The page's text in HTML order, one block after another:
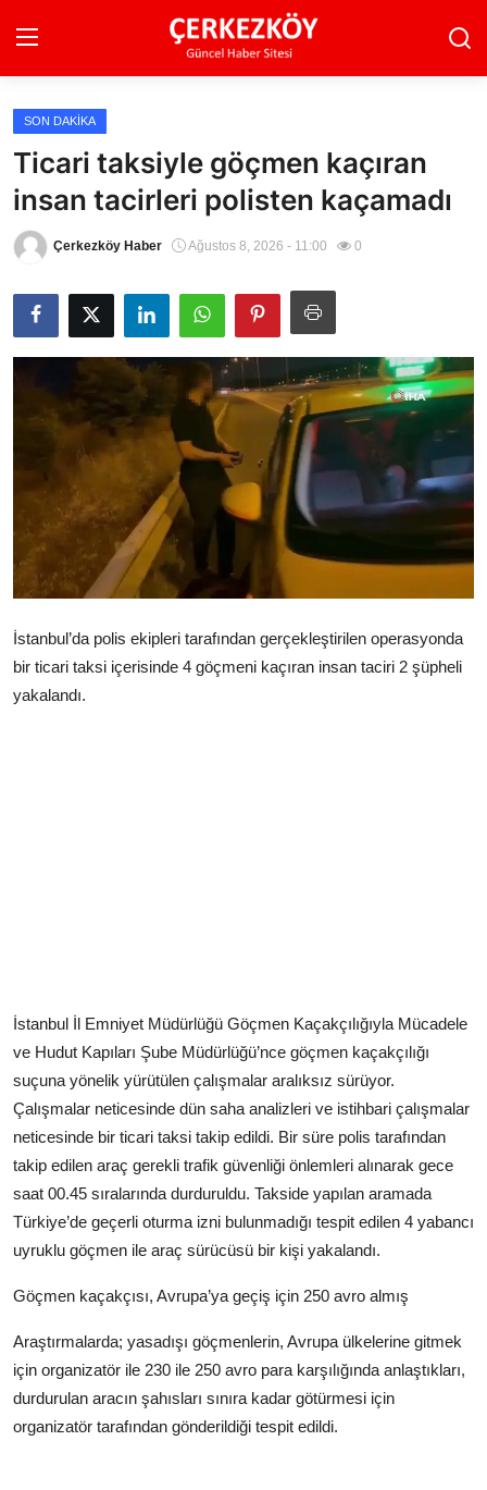
Ana Sayfa
Son Dakika
Ekonomi Haberleri
Magazin Haberleri
Spor Haberleri
Teknoloji Haberleri
Dünya Haberleri
Çerkezköy
SON DAKIKA
Ticari taksiyle göçmen kaçıran
insan tacirleri polisten kaçamadı
Çerkezköy Haber Ağustos 8, 2026 - 11:00 0
İstanbul’da polis ekipleri tarafından gerçekleştirilen operasyonda
bir ticari taksi içerisinde 4 göçmeni kaçıran insan taciri 2 şüpheli
yakalandı.
İstanbul İl Emniyet Müdürlüğü Göçmen Kaçakçılığıyla Mücadele
ve Hudut Kapıları Şube Müdürlüğü’nce göçmen kaçakçılığı
suçuna yönelik yürütülen çalışmalar aralıksız sürüyor.
Çalışmalar neticesinde dün saha analizleri ve istihbari çalışmalar
neticesinde bir ticari taksi takip edildi. Bir süre polis tarafından
takip edilen araç gerekli trafik güvenliği önlemleri alınarak gece
saat 00.45 sıralarında durduruldu. Takside yapılan aramada
Türkiye’de geçerli oturma izni bulunmadığı tespit edilen 4 yabancı
uyruklu göçmen ile araç sürücüsü bir kişi yakalandı.
Göçmen kaçakçısı, Avrupa’ya geçiş için 250 avro almış
Araştırmalarda; yasadışı göçmenlerin, Avrupa ülkelerine gitmek
için organizatör ile 230 ile 250 avro para karşılığında anlaştıkları,
durdurulan aracın şahısları sınıra kadar götürmesi için
organizatör tarafından gönderildiği tespit edildi.